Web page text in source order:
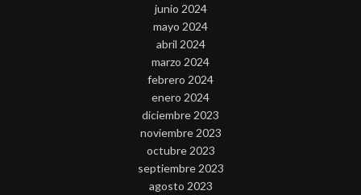
junio 2024
mayo 2024
abril 2024
marzo 2024
febrero 2024
enero 2024
diciembre 2023
noviembre 2023
octubre 2023
septiembre 2023
agosto 2023